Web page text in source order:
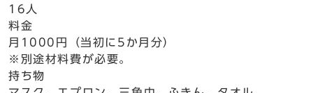
16人
料金
月1000円（当初に5か月分）
※別途材料費が必要。
持ち物